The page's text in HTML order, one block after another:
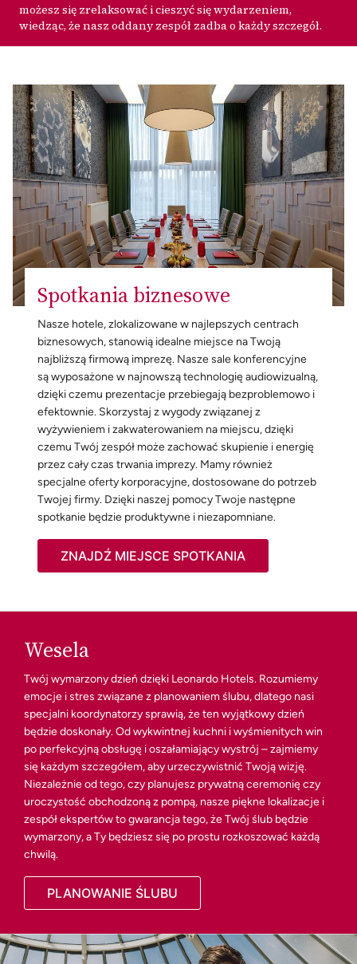
możesz się zrelaksować i cieszyć się wydarzeniem,
wiedząc, że nasz oddany zespół zadba o każdy szczegół.
Spotkania biznesowe
Nasze hotele, zlokalizowane w najlepszych centrach
biznesowych, stanowią idealne miejsce na Twoją
najbliższą firmową imprezę. Nasze sale konferencyjne
są wyposażone w najnowszą technologię audiowizualną,
dzięki czemu prezentacje przebiegają bezproblemowo i
efektownie. Skorzystaj z wygody związanej z
wyżywieniem i zakwaterowaniem na miejscu, dzięki
czemu Twój zespół może zachować skupienie i energię
przez cały czas trwania imprezy. Mamy również
specjalne oferty korporacyjne, dostosowane do potrzeb
Twojej firmy. Dzięki naszej pomocy Twoje następne
spotkanie będzie produktywne i niezapomniane.
ZNAJDŹ MIEJSCE SPOTKANIA
Wesela
Twój wymarzony dzień dzięki Leonardo Hotels. Rozumiemy
emocje i stres związane z planowaniem ślubu, dlatego nasi
specjalni koordynatorzy sprawią, że ten wyjątkowy dzień
będzie doskonały. Od wykwintnej kuchni i wyśmienitych win
po perfekcyjną obsługę i oszałamiający wystrój – zajmiemy
się każdym szczegółem, aby urzeczywistnić Twoją wizję.
Niezależnie od tego, czy planujesz prywatną ceremonię czy
uroczystość obchodzoną z pompą, nasze piękne lokalizacje i
zespół ekspertów to gwarancja tego, że Twój ślub będzie
wymarzony, a Ty będziesz się po prostu rozkoszować każdą
chwilą.
PLANOWANIE ŚLUBU